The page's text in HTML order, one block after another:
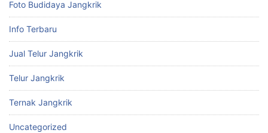
Foto Budidaya Jangkrik
Info Terbaru
Jual Telur Jangkrik
Telur Jangkrik
Ternak Jangkrik
Uncategorized